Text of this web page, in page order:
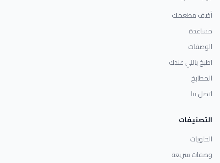
أضف مطعمك
مساعدة
الوصفات
اطبخ باللي عندك
المطابخ
اتصل بنا
التصنيفات
الحلويات
وصفات سريعة